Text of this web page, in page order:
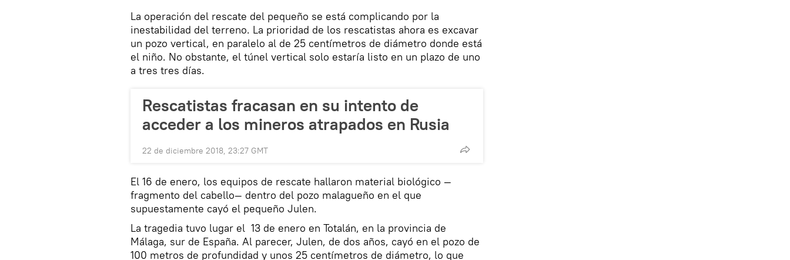
La operación del rescate del pequeño se está complicando por la
inestabilidad del terreno. La prioridad de los rescatistas ahora es excavar
un pozo vertical, en paralelo al de 25 centímetros de diámetro donde está
el niño. No obstante, el túnel vertical solo estaría listo en un plazo de uno
a tres tres días.
Rescatistas fracasan en su intento de
acceder a los mineros atrapados en Rusia
22 de diciembre 2018, 23:27 GMT
El 16 de enero, los equipos de rescate hallaron material biológico —
fragmento del cabello— dentro del pozo malagueño en el que
supuestamente cayó el pequeño Julen.
La tragedia tuvo lugar el 13 de enero en Totalán, en la provincia de
Málaga, sur de España. Al parecer, Julen, de dos años, cayó en el pozo de
100 metros de profundidad y unos 25 centímetros de diámetro, lo que